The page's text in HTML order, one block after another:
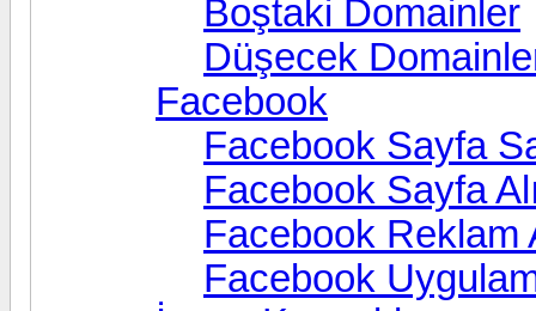
Boştaki Domainler
Düşecek
Facebook
Facebook Sayfa
Facebook Sayfa
Facebook Reklam
Facebook